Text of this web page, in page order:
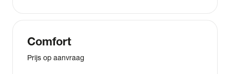
Comfort
Prijs op aanvraag